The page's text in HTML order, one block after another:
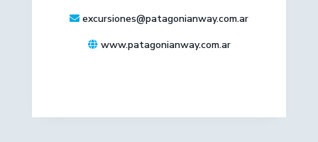
excursiones@patagonianway.com.ar
www.patagonianway.com.ar